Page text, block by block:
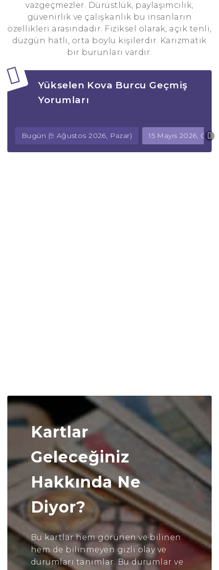
vazgeçmezler. Dürüstlük, paylaşımcılık,
güvenirlik ve çalışkanlık bu insanların
özellikleri arasındadır. Fiziksel olarak, açık tenli,
düzgün hatlı, orta boylu kişilerdir. Karizmatik
bir burunları vardır.
Yükselen Kova Burcu Geçmiş
Yorumları
Bugün (9 Ağustos 2026, Pazar) 15 Mayıs 2026,
Kartlar
Geleceğiniz
Hakkında Ne
Diyor?
Bu kartlar hem görünen ve bilinen
hem de bilinmeyen gizli olay ve
durumları tanımlar. Bu durumlar ve